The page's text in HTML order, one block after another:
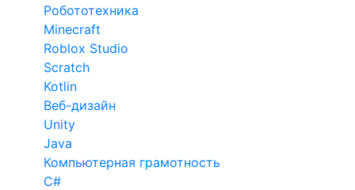
Робототехника
Minecraft
Roblox Studio
Scratch
Kotlin
Веб-дизайн
Unity
Java
Компьютерная грамотность
C#